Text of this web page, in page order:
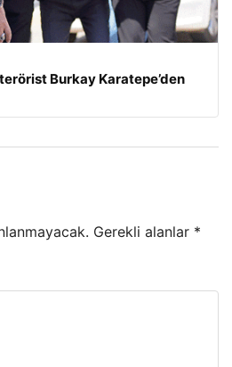
Burkay Karatepe’den
Gerekli alanlar *